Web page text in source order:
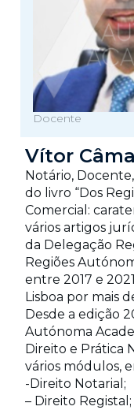
Docente
Vítor
Notário,
do livro “Dos
Comercial:
vários artigos
da Delegação
Regiões
entre 2017 e
Lisboa por mais
Desde a edição
Autónoma
Direito e Prática
vários módulos,
-Direito Notarial;
– Direito Registal;